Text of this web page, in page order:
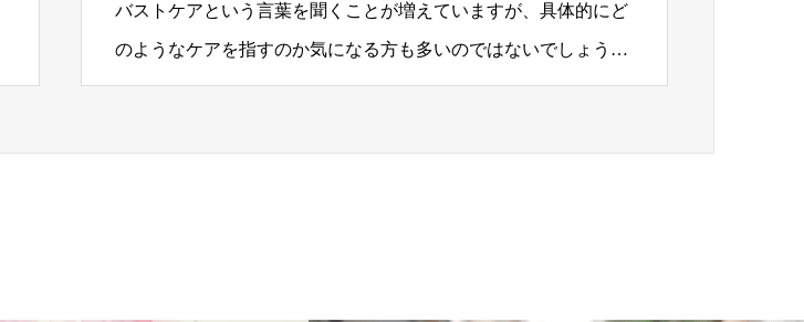
バストケアという言葉を聞くことが増えていますが、具体的にど
のようなケアを指すのか気になる方も多いのではないでしょう
か。バストケアは、見た目の美しさだけでなく…